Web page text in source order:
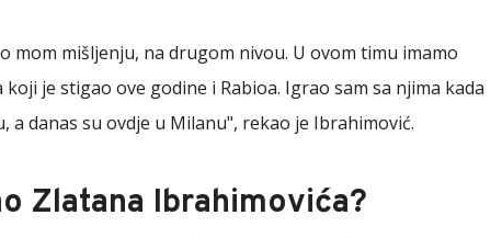
mom mišljenju, na drugom nivou. U ovom timu imamo
je stigao ove godine i Rabioa. Igrao sam sa njima kada
a danas su ovdje u Milanu", rekao je Ibrahimović.
Zlatana Ibrahimovića?